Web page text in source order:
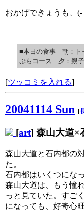
おかげできょうも、
■本日の食事 朝：ト
ぷらコース 夕：親
[ツッコミを入れる]
20041114 Sun [
[art] 森山大道×
森山大道と石内都の
た。
石内都はいくつにな
森山大道は、もう憧
っと見ていた。すご
になっても、好奇心